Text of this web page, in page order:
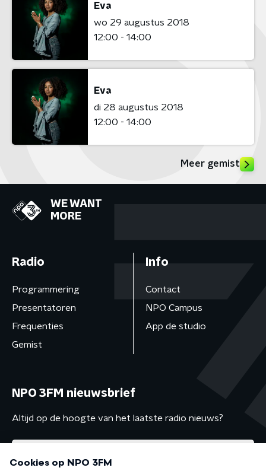
Eva
wo 29 augustus 2018
12:00 - 14:00
Eva
di 28 augustus 2018
12:00 - 14:00
Meer gemist
WE WANT
MORE
Radio
Programmering
Presentatoren
Frequenties
Gemist
Info
Contact
NPO Campus
App de studio
NPO 3FM nieuwsbrief
Altijd op de hoogte van het laatste radio nieuws?